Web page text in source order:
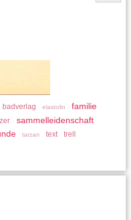
badverlag elastolin familie
sammelleidenschaft
tarzan text trell